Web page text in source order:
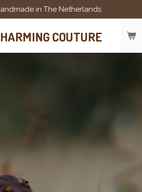
COUTURE
in The Netherlands